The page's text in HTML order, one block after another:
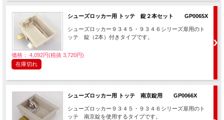
シューズロッカー用 トッテ 錠２本セット GP0065X
シューズロッカー９３４５・９３４６シリーズ扉用のト
ッテ 錠（2本）付きタイプです。
価格： 4,092円(税抜 3,720円)
在庫切れ
シューズロッカー用 トッテ 南京錠用 GP0066X
シューズロッカー９３４５・９３４６シリーズ扉用のト
ッテ 南京錠を使用するタイプです。